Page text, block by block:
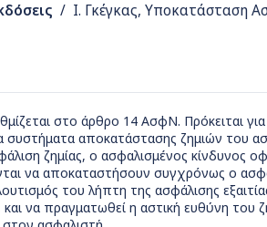
/ Ι. Γκέγκας, Υποκατάσταση
στο άρθρο 14 ΑσφΝ. Πρόκειται
συστήματα αποκατάστασης ζημιών του
ζημίας, ο ασφαλισμένος κίνδυνος
να αποκαταστήσουν συγχρόνως ο
του λήπτη της ασφάλισης
να πραγματωθεί η αστική ευθύνη του